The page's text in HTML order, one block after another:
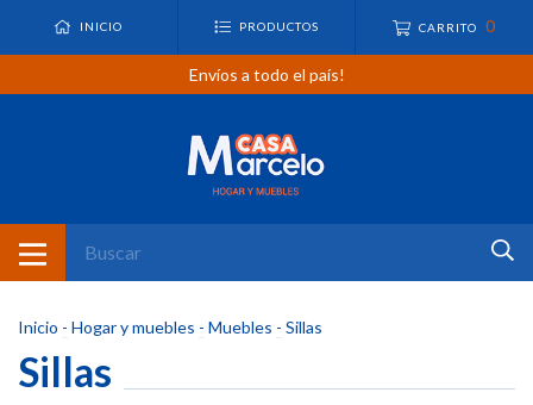
INICIO PRODUCTOS CARRITO 0
Envíos a todo el país!
Inicio - Hogar y muebles - Muebles - Sillas
Sillas